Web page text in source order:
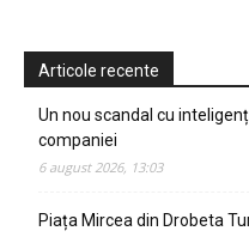
Articole recente
Un nou scandal cu
companiei
6 august 2026, 13:03
Piața Mircea din Drobeta